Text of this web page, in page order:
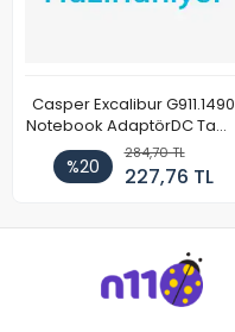
Casper Excalibur G911.1490
Notebook AdaptörDC Tamir
Kablosu
%20
284,70 TL
227,76 TL